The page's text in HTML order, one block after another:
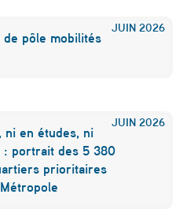
JUIN 2026
de pôle mobilités
JUIN 2026
ni en études, ni
: portrait des 5 380
prioritaires